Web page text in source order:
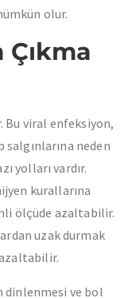
olur.
Bu viral enfeksiyon,
salgınlarına neden
yolları vardır.
kurallarına
ölçüde azaltabilir.
uzak durmak
dinlenmesi ve bol